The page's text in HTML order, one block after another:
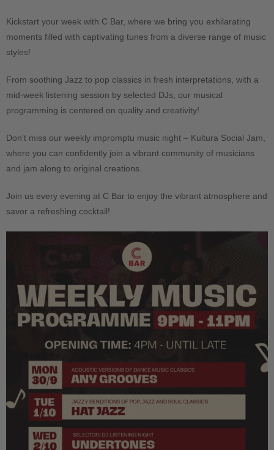
Kickstart your week with C Bar, where we bring you exhilarating
moments filled with captivating tunes from a diverse range of music
styles!
From soothing Jazz to pop classics in fresh interpretations, with a
mid-week listening session by selected DJs, our musical
programming is centered on quality and creativity!
Don’t miss our weekly impromptu music night – Kultura Social Jam,
where you can confidently join a vibrant community of musicians
and jam along to original creations.
Join us every evening at C Bar to enjoy the vibrant atmosphere and
savor a refreshing cocktail!